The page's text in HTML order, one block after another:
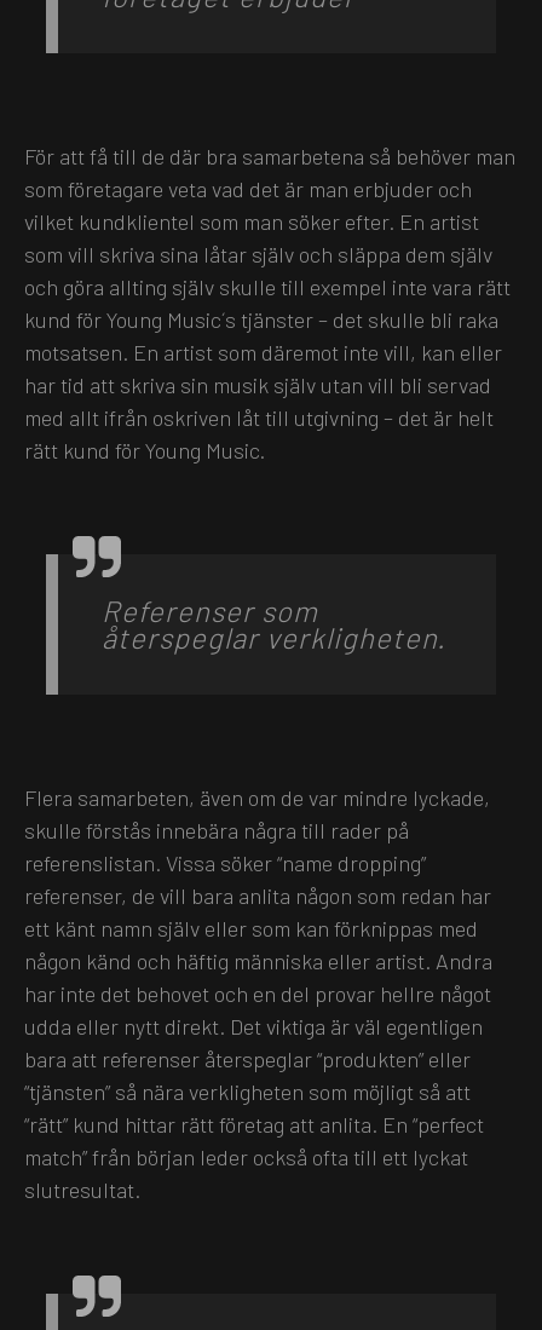
För att få till de där bra samarbetena så behöver man
som företagare veta vad det är man erbjuder och
vilket kundklientel som man söker efter. En artist
som vill skriva sina låtar själv och släppa dem själv
och göra allting själv skulle till exempel inte vara rätt
kund för Young Music´s tjänster – det skulle bli raka
motsatsen. En artist som däremot inte vill, kan eller
har tid att skriva sin musik själv utan vill bli servad
med allt ifrån oskriven låt till utgivning – det är helt
rätt kund för Young Music.
Referenser som
återspeglar verkligheten.
Flera samarbeten, även om de var mindre lyckade,
skulle förstås innebära några till rader på
referenslistan. Vissa söker “name dropping”
referenser, de vill bara anlita någon som redan har
ett känt namn själv eller som kan förknippas med
någon känd och häftig människa eller artist. Andra
har inte det behovet och en del provar hellre något
udda eller nytt direkt. Det viktiga är väl egentligen
bara att referenser återspeglar “produkten” eller
“tjänsten” så nära verkligheten som möjligt så att
“rätt” kund hittar rätt företag att anlita. En “perfect
match” från början leder också ofta till ett lyckat
slutresultat.